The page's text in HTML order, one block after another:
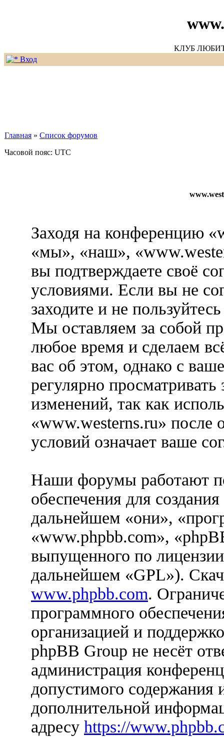
КЛУБ
Вход
Главная » Список форумов
Часовой пояс: UTC
Заходя на конференцию
«мы», «наш»,
вы подтверждаете своё
условиями. Если вы не
заходите и не
Мы оставляем за собой
любое время и сделаем
вас об этом, однако с
регулярно просматривать
изменений, так как
«www.westerns.ru» после
условий означает ваше
Наши форумы работают
обеспечения для
дальнейшем «они»,
«www.phpbb.com»,
выпущенного по
дальнейшем «GPL»).
www.phpbb.com.
программного
организацией и
phpBB Group не несёт
администрация
допустимого содержания
дополнительной
адресу https://